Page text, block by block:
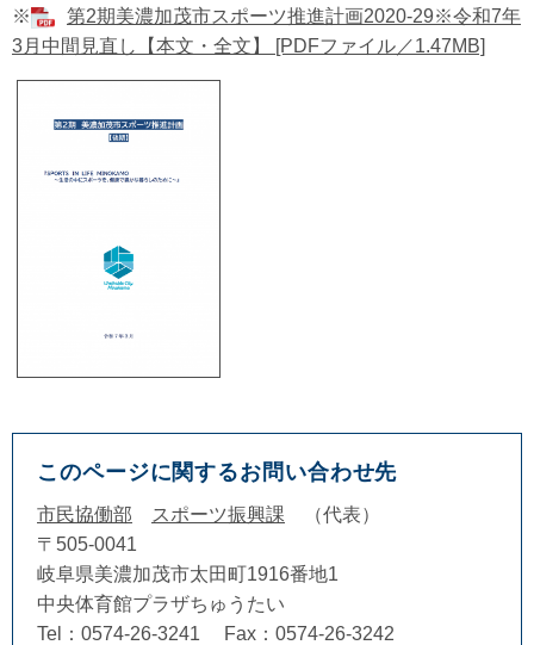
※
第2期美濃加茂市スポーツ推進計画2020‐29※令和7年
3月中間見直し【本文・全文】 [PDFファイル／1.47MB]
このページに関するお問い合わせ先
市民協働部 スポーツ振興課
代表
〒505-0041
岐阜県美濃加茂市太田町1916番地1
中央体育館プラザちゅうたい
Tel：0574-26-3241
Fax：0574-26-3242